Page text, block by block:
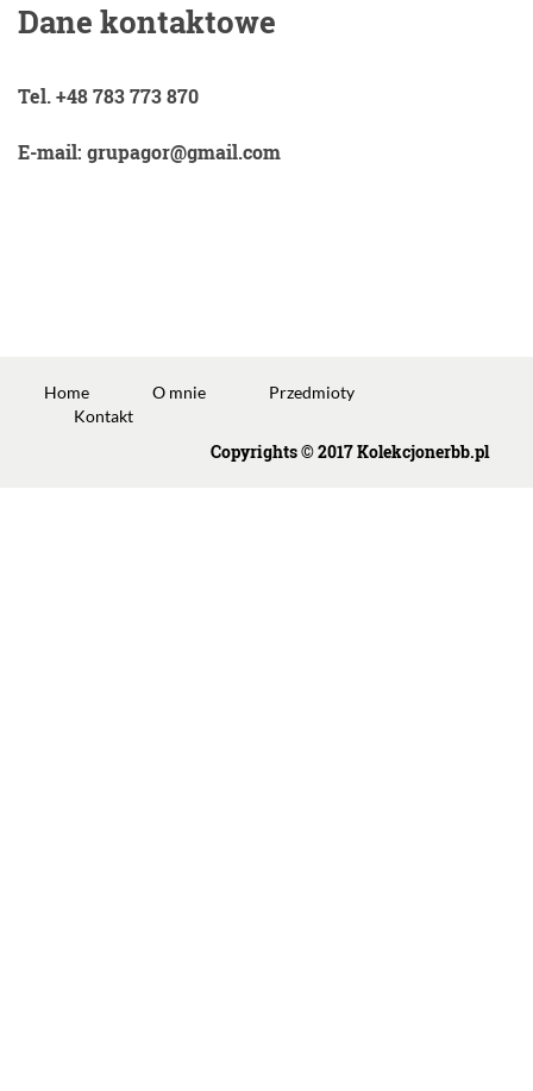
Dane kontaktowe
Tel. +48 783 773 870
E-mail: grupagor@gmail.com
Home O mnie
Przedmioty
Kontakt
Copyrights © 2017 Kolekcjonerbb.pl